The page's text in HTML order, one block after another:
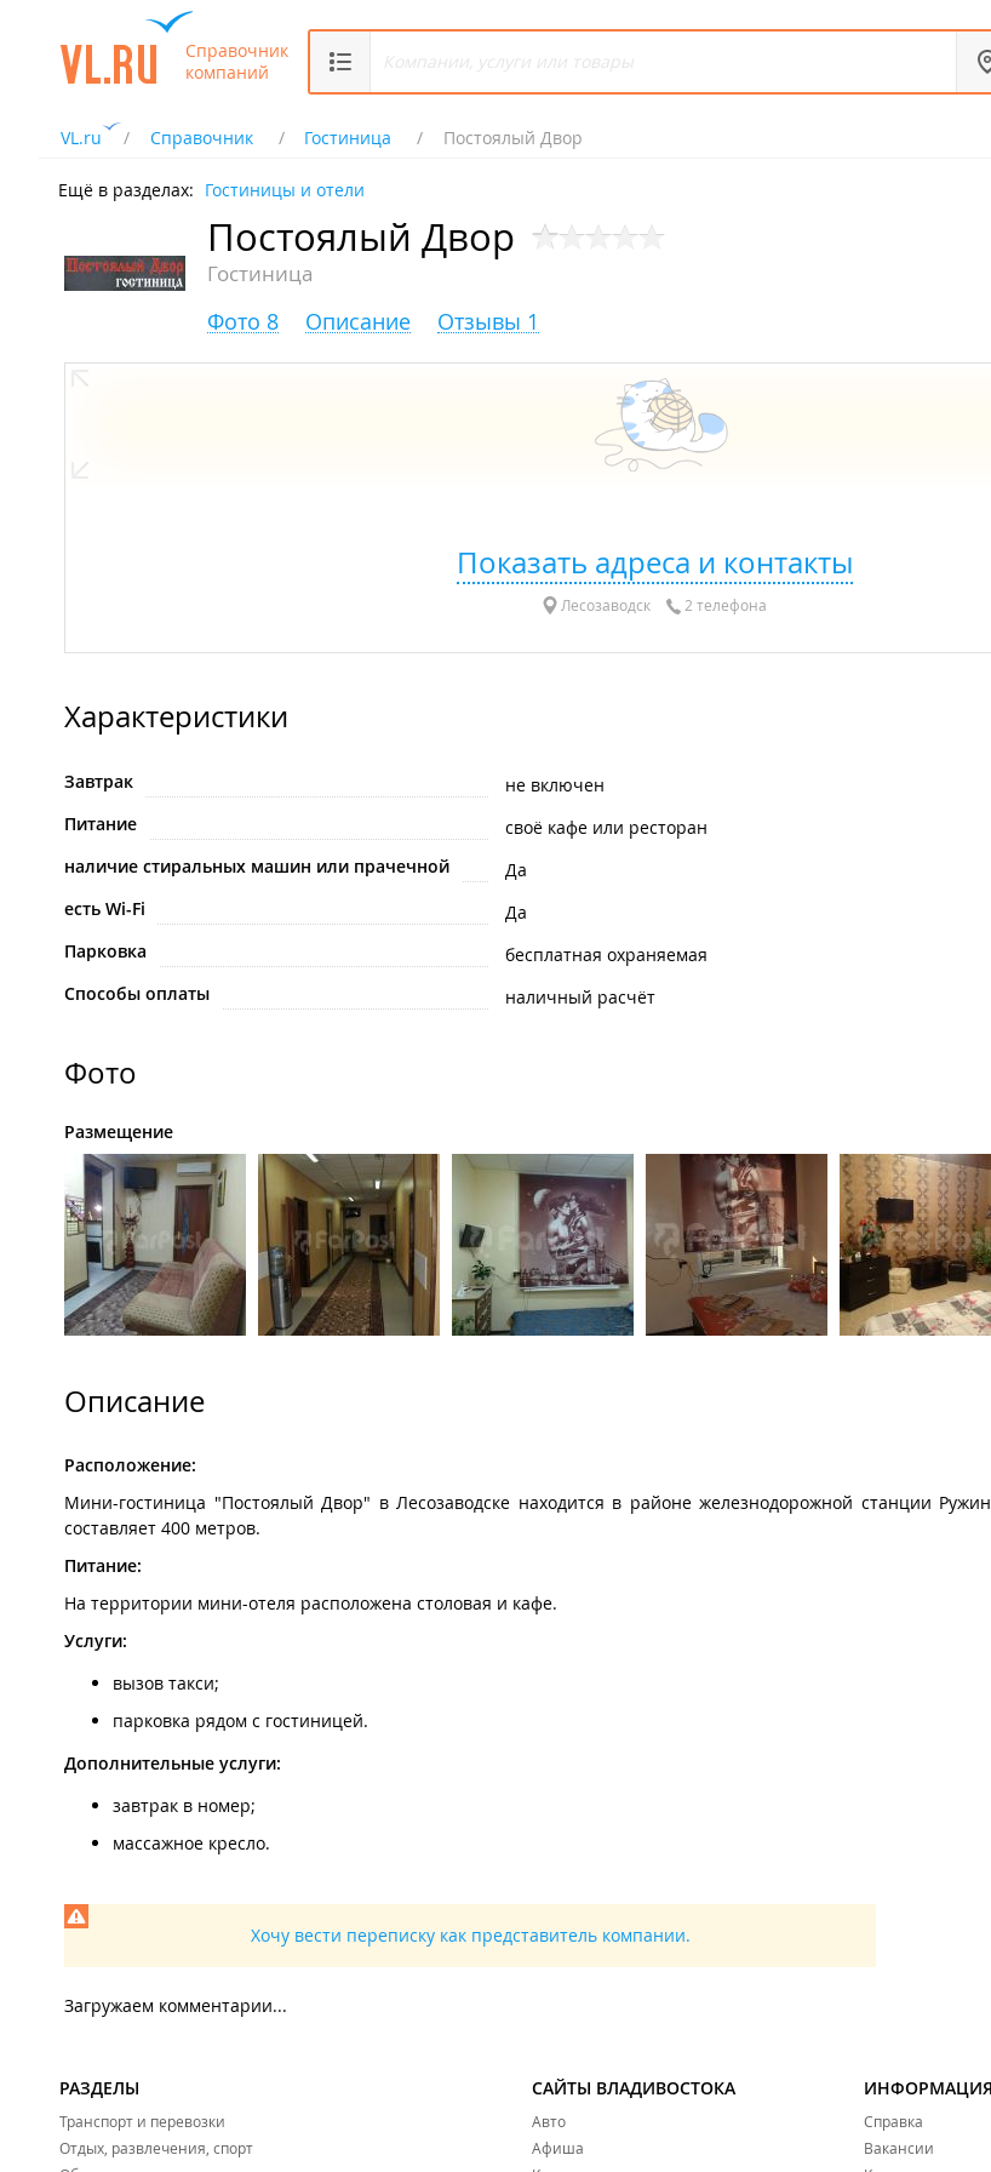
Справочник
компаний
VL.ru Справочник Гостиница Постоялый Двор
Ещё в разделах: Гостиницы и отели
Постоялый Двор
Гостиница
Фото 8 Описание Отзывы 1
Показать адреса и контакты
Лесозаводск 2 телефона
Характеристики
Завтрак
не включен
Питание
своё кафе или ресторан
наличие стиральных машин или прачечной
Да
есть Wi-Fi
Да
Парковка
бесплатная охраняемая
Способы оплаты
наличный расчёт
Фото
Размещение
Описание
Расположение:
Мини-гостиница "Постоялый Двор" в Лесозаводске находится в районе железнодорожной станции
составляет 400 метров.
Питание:
На территории мини-отеля расположена столовая и кафе.
Услуги:
вызов такси;
парковка рядом с гостиницей.
Дополнительные услуги:
завтрак в номер;
массажное кресло.
Хочу вести переписку как представитель компании.
Загружаем комментарии...
РАЗДЕЛЫ
Транспорт и перевозки
Отдых, развлечения, спорт
САЙТЫ ВЛАДИВОСТОКА
Авто
Афиша
ИНФОРМАЦИЯ
Справка
Вакансии